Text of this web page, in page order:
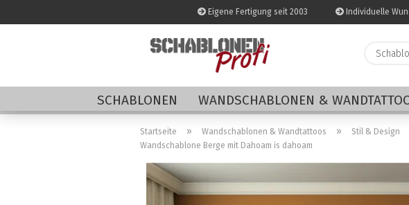
Eigene Fertigung seit 2003 Individuelle
SCHABLONEN WANDSCHABLONEN &
Startseite » Wandschablonen & Wandtattoos » Stil & Design
Wandschablone Berge mit Dahoam is dahoam